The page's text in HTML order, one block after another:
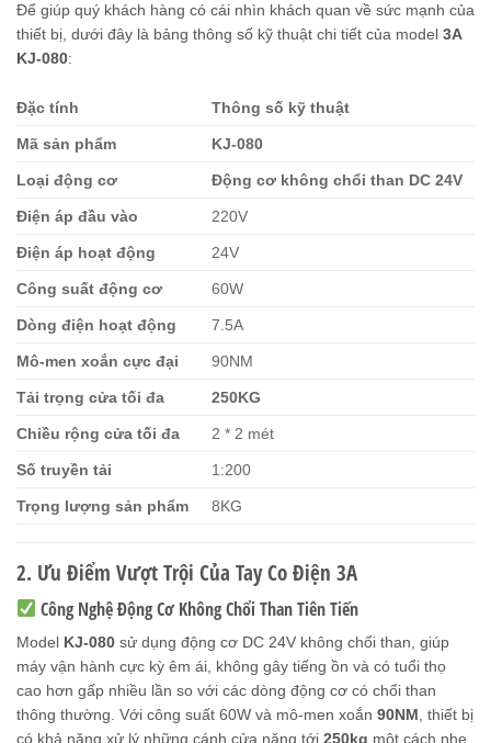
Để giúp quý khách hàng có cái nhìn khách quan về sức mạnh của
thiết bị, dưới đây là bảng thông số kỹ thuật chi tiết của model 3A
KJ-080:
Đặc tính Thông số kỹ thuật
Mã sản phẩm KJ-080
Loại động cơ Động cơ không chổi than DC 24V
Điện áp đầu vào 220V
Điện áp hoạt động 24V
Công suất động cơ 60W
Dòng điện hoạt động 7.5A
Mô-men xoắn cực đại 90NM
Tải trọng cửa tối đa 250KG
Chiều rộng cửa tối đa 2 * 2 mét
Số truyền tải 1:200
Trọng lượng sản phẩm 8KG
2. Ưu Điểm Vượt Trội Của Tay Co Điện 3A
Công Nghệ Động Cơ Không Chổi Than Tiên Tiến
Model KJ-080 sử dụng động cơ DC 24V không chổi than, giúp
máy vận hành cực kỳ êm ái, không gây tiếng ồn và có tuổi thọ
cao hơn gấp nhiều lần so với các dòng động cơ có chổi than
thông thường. Với công suất 60W và mô-men xoắn 90NM , thiết bị
có khả năng xử lý những cánh cửa nặng tới 250kg một cách nhẹ